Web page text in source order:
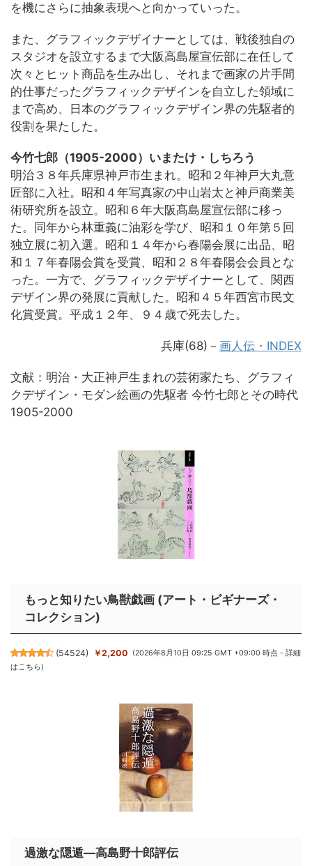
を機にさらに抽象表現へと向かっていった。
また、グラフィックデザイナーとしては、戦後独自の
スタジオを設立するまで大阪高島屋宣伝部に在任して
次々とヒット商品を生み出し、それまで画家の片手間
的仕事だったグラフィックデザインを自立した領域に
まで高め、日本のグラフィックデザイン界の先駆者的
役割を果たした。
今竹七郎（1905-2000）いまたけ・しちろう
明治３８年兵庫県神戸市生まれ。昭和２年神戸大丸意
匠部に入社。昭和４年写真家の中山岩太と神戸商業美
術研究所を設立。昭和６年大阪髙島屋宣伝部に移っ
た。同年から林重義に油彩を学び、昭和１０年第５回
独立展に初入選。昭和１４年から春陽会展に出品、昭
和１７年春陽会賞を受賞、昭和２８年春陽会会員とな
った。一方で、グラフィックデザイナーとして、関西
デザイン界の発展に貢献した。昭和４５年西宮市民文
化賞受賞。平成１２年、９４歳で死去した。
兵庫(68)－ 画人伝・INDEX
文献：明治・大正神戸生まれの芸術家たち、グラフィ
クデザイン・モダン絵画の先駆者 今竹七郎とその時代
1905-2000
もっと知りたい鳥獣戯画 (アート・ビギナーズ・
コレクション)
(54524) ￥2,200 (2026年8月10日 09:25 GMT +09:00 時点 -詳細
はこちら)
過激な隠遁―高島野十郎評伝